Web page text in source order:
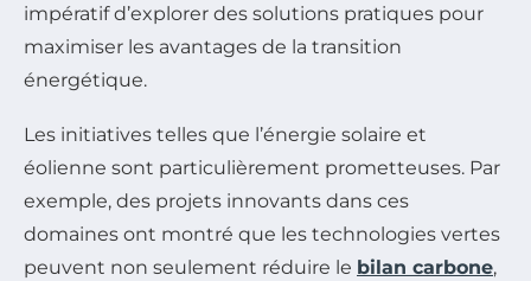
impératif d’explorer des solutions pratiques pour
maximiser les avantages de la transition
énergétique.
Les initiatives telles que l’énergie solaire et
éolienne sont particulièrement prometteuses. Par
exemple, des projets innovants dans ces
domaines ont montré que les technologies vertes
peuvent non seulement réduire le bilan carbone,